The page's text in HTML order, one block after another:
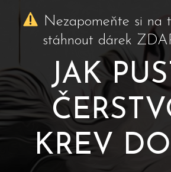
Nezapomeňte si na
stáhnout dárek
JAK
KREV